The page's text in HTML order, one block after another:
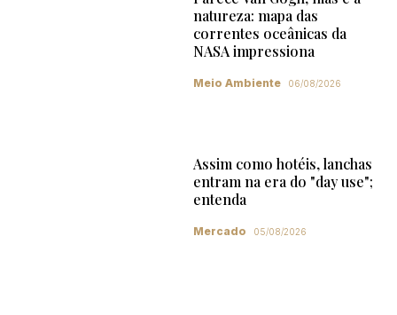
natureza: mapa das
correntes oceânicas da
NASA impressiona
Meio Ambiente 06/08/2026
Assim como hotéis, lanchas
entram na era do "day use";
entenda
Mercado 05/08/2026